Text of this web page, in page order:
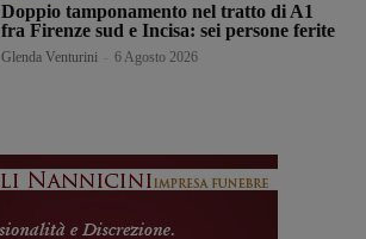
Doppio tamponamento nel tratto di A1
fra Firenze sud e Incisa: sei persone ferite
Glenda Venturini 6 Agosto 2026